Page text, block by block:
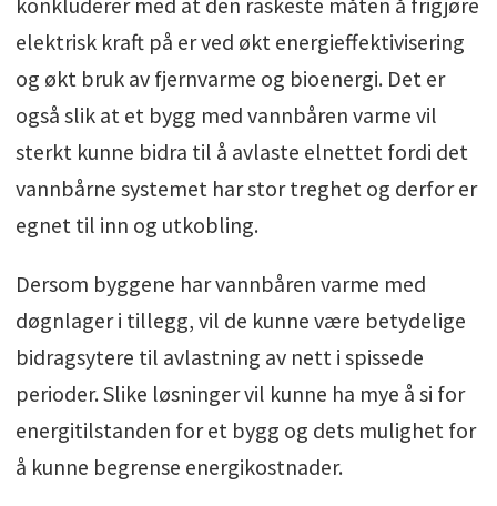
elektrisk kraft på er ved økt energieffektivisering
og økt bruk av fjernvarme og bioenergi. Det er
også slik at et bygg med vannbåren varme vil
sterkt kunne bidra til å avlaste elnettet fordi det
vannbårne systemet har stor treghet og derfor er
egnet til inn og utkobling.
Dersom byggene har vannbåren varme med
døgnlager i tillegg, vil de kunne være betydelige
bidragsytere til avlastning av nett i spissede
perioder. Slike løsninger vil kunne ha mye å si for
energitilstanden for et bygg og dets mulighet for
å kunne begrense energikostnader.